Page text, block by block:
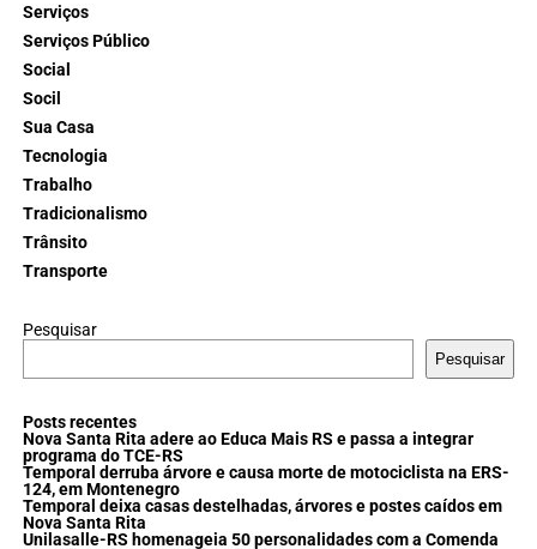
Serviços
Serviços Público
Social
Socil
Sua Casa
Tecnologia
Trabalho
Tradicionalismo
Trânsito
Transporte
Pesquisar
Pesquisar
Posts recentes
Nova Santa Rita adere ao Educa Mais RS e passa a integrar
programa do TCE-RS
Temporal derruba árvore e causa morte de motociclista na ERS-
124, em Montenegro
Temporal deixa casas destelhadas, árvores e postes caídos em
Nova Santa Rita
Unilasalle-RS homenageia 50 personalidades com a Comenda